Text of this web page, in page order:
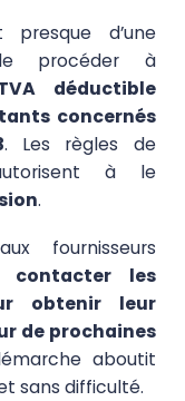
d’une
procéder à
déductible
concernés
. Les règles de
à le
.
fournisseurs
les
obtenir leur
de prochaines
aboutit
sans difficulté.